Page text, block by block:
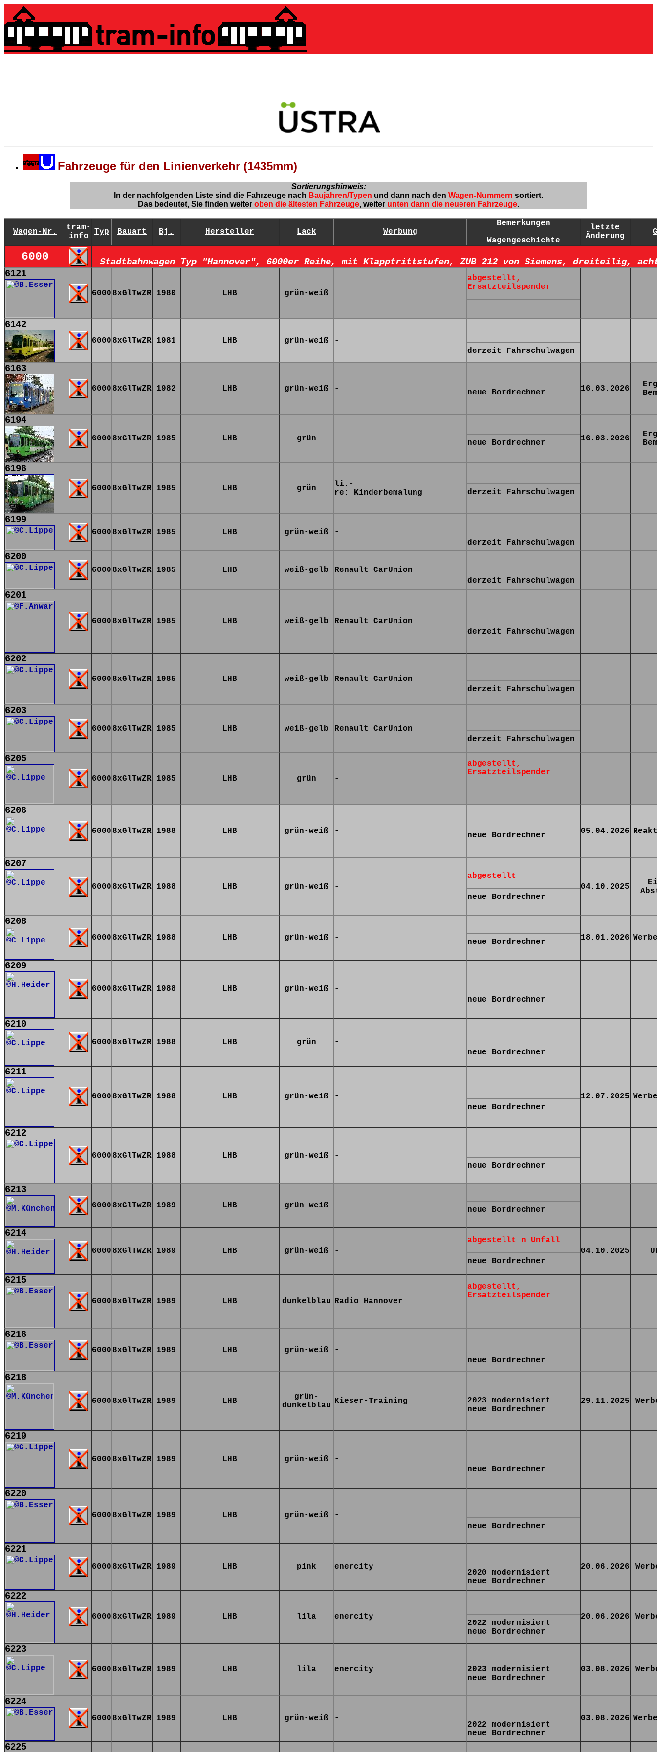
Fahrzeuge für den Linienverkehr (1435mm)
Sortierungshinweis:
In der nachfolgenden Liste sind die Fahrzeuge nach Baujahren/Typen und dann nach den Wagen-Nummern sortiert.
Das bedeutet, Sie finden weiter oben die ältesten Fahrzeuge, weiter unten dann die neueren Fahrzeuge.
Wagen-Nr.
tram-
info
Typ Bauart Bj. Hersteller Lack Werbung
Bemerkungen
Wagengeschichte
letzte
Änderung
6000
Stadtbahnwagen Typ "Hannover", 6000er Reihe, mit Klapptrittstufen, ZUB 212 von Siemens, dreiteilig,
6121
6000 8xGlTwZR 1980 LHB grün-weiß
abgestellt,
Ersatzteilspender
6142
6000 8xGlTwZR 1981 LHB grün-weiß
-
derzeit Fahrschulwagen
6163
6000 8xGlTwZR 1982 LHB grün-weiß - neue Bordrechner 16.03.2026
6194
6000 8xGlTwZR 1985 LHB grün - neue Bordrechner 16.03.2026
6196
6000 8xGlTwZR 1985 LHB grün
li:-
re: Kinderbemalung
derzeit Fahrschulwagen
6199
6000 8xGlTwZR 1985 LHB grün-weiß
-
derzeit Fahrschulwagen
6200
6000 8xGlTwZR 1985 LHB weiß-gelb
Renault CarUnion
derzeit Fahrschulwagen
6201
6000 8xGlTwZR 1985 LHB weiß-gelb
Renault CarUnion
derzeit Fahrschulwagen
6202
6000 8xGlTwZR 1985 LHB weiß-gelb
Renault CarUnion
derzeit Fahrschulwagen
6203
6000 8xGlTwZR 1985 LHB weiß-gelb
Renault CarUnion
derzeit Fahrschulwagen
6205
6000 8xGlTwZR 1985 LHB grün -
abgestellt,
Ersatzteilspender
6206
6000 8xGlTwZR 1988 LHB grün-weiß - neue Bordrechner 05.04.2026
6207
6000 8xGlTwZR 1988 LHB grün-weiß -
abgestellt
neue Bordrechner
04.10.2025
6208
6000 8xGlTwZR 1988 LHB grün-weiß - neue Bordrechner 18.01.2026
6209
6000 8xGlTwZR 1988 LHB grün-weiß
-
neue Bordrechner
6210
6000 8xGlTwZR 1988 LHB grün
-
neue Bordrechner
6211
6000 8xGlTwZR 1988 LHB grün-weiß
-
neue Bordrechner
12.07.2025
6212
6000 8xGlTwZR 1988 LHB grün-weiß
-
neue Bordrechner
6213
6000 8xGlTwZR 1989 LHB grün-weiß - neue Bordrechner
6214
6000 8xGlTwZR 1989 LHB grün-weiß -
abgestellt n Unfall
neue Bordrechner
04.10.2025
6215
6000 8xGlTwZR 1989 LHB dunkelblau Radio Hannover
abgestellt,
Ersatzteilspender
6216
6000 8xGlTwZR 1989 LHB grün-weiß
-
neue Bordrechner
6218
6000 8xGlTwZR 1989 LHB
grün-
dunkelblau Kieser-Training
2023 modernisiert
neue Bordrechner
29.11.2025
6219
6000 8xGlTwZR 1989 LHB grün-weiß
-
neue Bordrechner
6220
6000 8xGlTwZR 1989 LHB grün-weiß
-
neue Bordrechner
6221
6000 8xGlTwZR 1989 LHB pink enercity
2020 modernisiert
neue Bordrechner
20.06.2026
6222
6000 8xGlTwZR 1989 LHB lila enercity
2022 modernisiert
neue Bordrechner
20.06.2026
6223
6000 8xGlTwZR 1989 LHB lila enercity
2023 modernisiert
neue Bordrechner
03.08.2026
6224
6000 8xGlTwZR 1989 LHB grün-weiß -
2022 modernisiert
neue Bordrechner
03.08.2026
6225